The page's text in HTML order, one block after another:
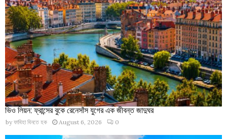
ভিও লিয়ন: ফ্রান্সের বুকে রেনেসাঁস যুগের এক জীবন্ত জাদুঘর
by ফাবিহা বিনতে হক August 6, 2026 0